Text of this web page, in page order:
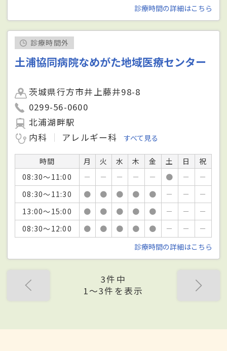
診療時間の詳細はこちら
診療時間外
土浦協同病院なめがた地域医療センター
茨城県行方市井上藤井98-8
0299-56-0600
北浦湖畔駅
内科
アレルギー科 すべて見る
時間 月 火 水 木 金 土 日
祝
08:30～11:00
－ － － － － ● －
－
08:30～11:30
● ● ● ● ● － －
－
13:00～15:00
● ● ● ● ● － －
－
08:30～12:00
● ● ● ● ● － －
－
診療時間の詳細はこちら
3件中
1〜3件を表示